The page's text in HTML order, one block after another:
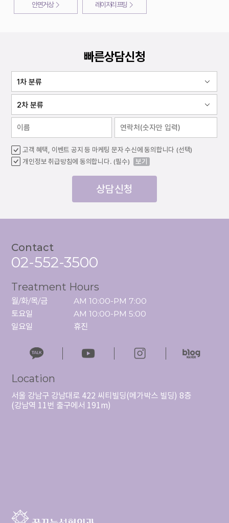
안면거상 레이저리프팅
빠른상담신청
고객 혜택, 이벤트 공지 등 마케팅 문자 수신에 동의합니다 (선택)
개인정보 취급방침에 동의합니다. (필수)
보기
상담신청
Contact
02-552-3500
Treatment Hours
월/화/목/금
토요일
일요일
AM 10:00-PM 7:00
AM 10:00-PM 5:00
휴진
Location
서울 강남구 강남대로 422 씨티빌딩(메가박스 빌딩) 8층
(강남역 11번 출구에서 191m)